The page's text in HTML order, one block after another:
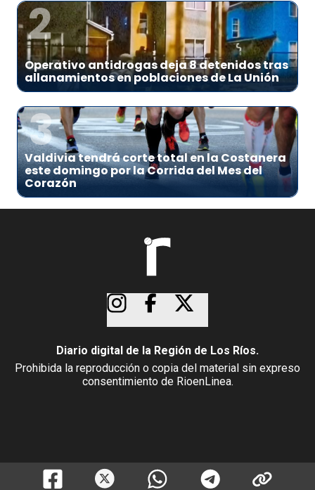
2
Operativo antidrogas deja 8 detenidos tras
allanamientos en poblaciones de La Unión
3
Valdivia tendrá corte total en la Costanera
este domingo por la Corrida del Mes del
Corazón
Diario digital de la Región de Los Ríos.
Prohibida la reproducción o copia del material sin expreso
consentimiento de RioenLinea.